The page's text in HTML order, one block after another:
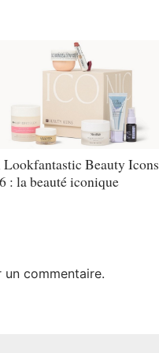
Lookfantastic Beauty Icons
: la beauté iconique
commentaire.